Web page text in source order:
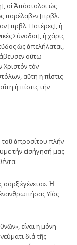
οἱ Ἀπόστολοι ὡς
παρέλαβεν [πρβλ.
[πρβλ. Πατέρες], ἡ
Σύνοδοι], ἡ χάρις
ὡς ἀπελήλαται,
οὕτω
τόν
αὕτη ἡ πίστις
ἡ πίστις τήν
ἀπροσίτου πλήν
τήν εἰσήγησή μας
ἐγένετο». Ἡ
Υἱός
εἶναι ἡ μόνη
διά τῆς